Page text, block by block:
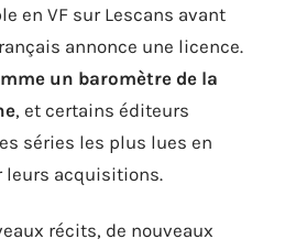
en VF sur Lescans avant
annonce une licence.
un baromètre de la
, et certains éditeurs
séries les plus lues en
leurs acquisitions.
récits, de nouveaux